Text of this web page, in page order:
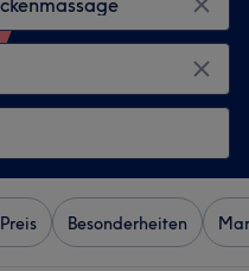
Besonderheiten